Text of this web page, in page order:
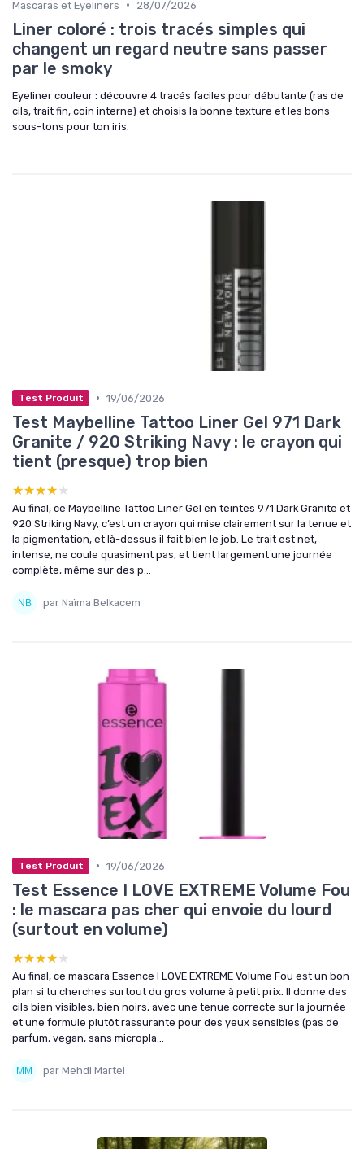
Mascaras et Eyeliners • 28/07/2026
Liner coloré : trois tracés simples qui
changent un regard neutre sans passer
par le smoky
Eyeliner couleur : découvre 4 tracés faciles pour débutante (ras de
cils, trait fin, coin interne) et choisis la bonne texture et les bons
sous-tons pour ton iris.
Test Produit • 19/06/2026
Test Maybelline Tattoo Liner Gel 971 Dark
Granite / 920 Striking Navy : le crayon qui
tient (presque) trop bien
★★★★★
★★★★★
Au final, ce Maybelline Tattoo Liner Gel en teintes 971 Dark Granite et
920 Striking Navy, c’est un crayon qui mise clairement sur la tenue et
la pigmentation, et là-dessus il fait bien le job. Le trait est net,
intense, ne coule quasiment pas, et tient largement une journée
complète, même sur des p...
par Naïma Belkacem
Test Produit • 19/06/2026
Test Essence I LOVE EXTREME Volume Fou
: le mascara pas cher qui envoie du lourd
(surtout en volume)
★★★★★
★★★★★
Au final, ce mascara Essence I LOVE EXTREME Volume Fou est un bon
plan si tu cherches surtout du gros volume à petit prix. Il donne des
cils bien visibles, bien noirs, avec une tenue correcte sur la journée
et une formule plutôt rassurante pour des yeux sensibles (pas de
parfum, vegan, sans micropla...
par Mehdi Martel